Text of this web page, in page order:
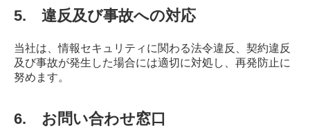
5. 違反及び事故への対応
当社は、情報セキュリティに関わる法令違反、契約違反
及び事故が発生した場合には適切に対処し、再発防止に
努めます。
6. お問い合わせ窓口